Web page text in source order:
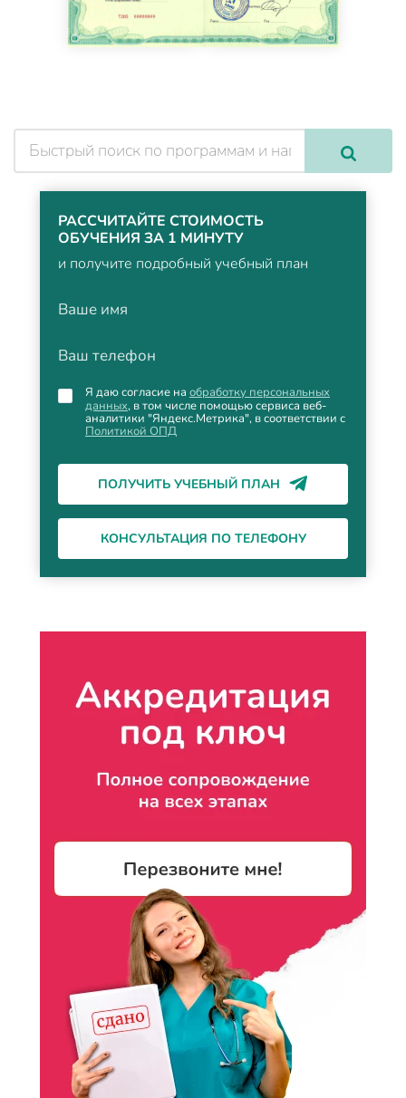
РАССЧИТАЙТЕ СТОИМОСТЬ
ОБУЧЕНИЯ ЗА 1 МИНУТУ
и получите подробный учебный план
Ваше имя
Ваш телефон
Я даю согласие на обработку персональных
данных, в том числе помощью сервиса веб-
аналитики "Яндекс.Метрика", в соответствии с
Политикой ОПД
ПОЛУЧИТЬ УЧЕБНЫЙ ПЛАН
КОНСУЛЬТАЦИЯ ПО ТЕЛЕФОНУ